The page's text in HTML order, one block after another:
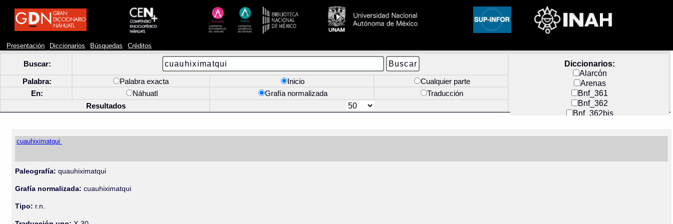
Presentación Diccionarios Búsquedas Créditos
Buscar:
Diccionarios:
Alarcón
Arenas
Bnf_361
Bnf_362
Bnf_362bis
Docs_México
Palabra: Palabra exacta Inicio
Cualquier parte
En:
Náhuatl Grafía normalizada
Traducción
Resultados
cuauhiximatqui
Paleografía: quauhiximatqui
Grafía normalizada: cuauhiximatqui
Tipo: r.n.